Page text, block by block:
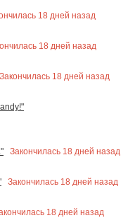
18 дней назад
18 дней назад
Закончилась 18 дней назад
Закончилась 18 дней назад
Закончилась 18 дней назад
18 дней назад